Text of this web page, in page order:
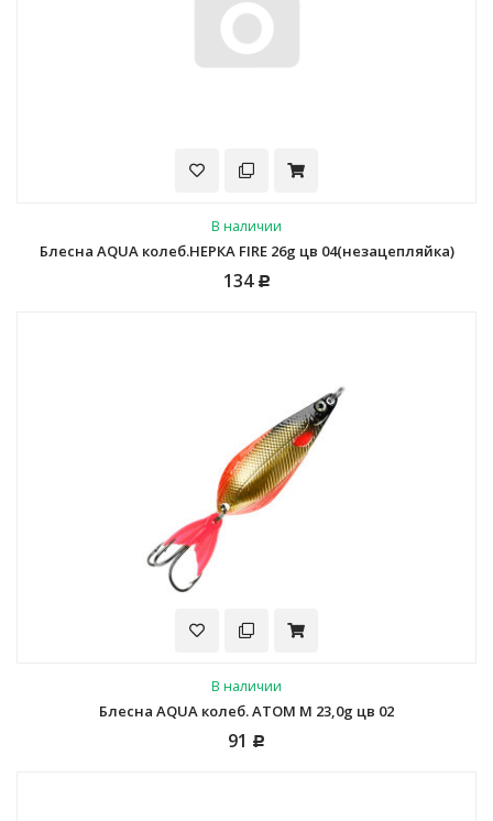
В наличии
Блесна AQUA колеб.НЕРКА FIRE 26g цв 04(незацепляйка)
134 Р
В наличии
Блесна AQUA колеб. АТОМ M 23,0g цв 02
91 Р